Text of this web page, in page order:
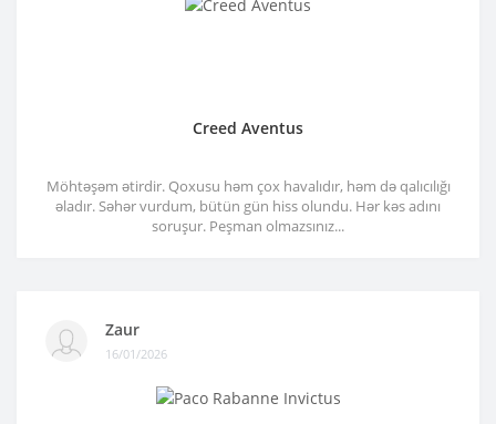
Creed Aventus
Möhtəşəm ətirdir. Qoxusu həm çox havalıdır, həm də qalıcılığı
əladır. Səhər vurdum, bütün gün hiss olundu. Hər kəs adını
soruşur. Peşman olmazsınız...
Zaur
16/01/2026